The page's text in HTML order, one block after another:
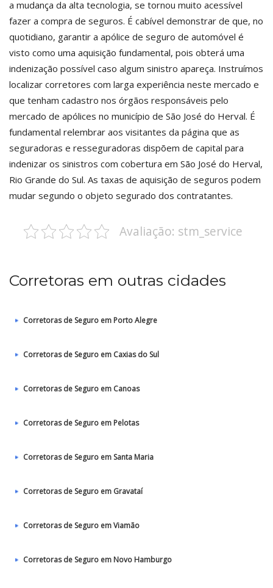
a mudança da alta tecnologia, se tornou muito acessível
fazer a compra de seguros. É cabível demonstrar de que, no
quotidiano, garantir a apólice de seguro de automóvel é
visto como uma aquisição fundamental, pois obterá uma
indenização possível caso algum sinistro apareça. Instruímos
localizar corretores com larga experiência neste mercado e
que tenham cadastro nos órgãos responsáveis pelo
mercado de apólices no município de São José do Herval. É
fundamental relembrar aos visitantes da página que as
seguradoras e resseguradoras dispõem de capital para
indenizar os sinistros com cobertura em São José do Herval,
Rio Grande do Sul. As taxas de aquisição de seguros podem
mudar segundo o objeto segurado dos contratantes.
Avaliação: stm_service
Corretoras em outras cidades
Corretoras de Seguro em Porto Alegre
Corretoras de Seguro em Caxias do Sul
Corretoras de Seguro em Canoas
Corretoras de Seguro em Pelotas
Corretoras de Seguro em Santa Maria
Corretoras de Seguro em Gravataí
Corretoras de Seguro em Viamão
Corretoras de Seguro em Novo Hamburgo